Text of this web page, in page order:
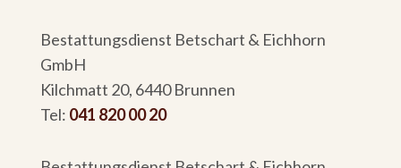
Bestattungsdienst Betschart & Eichhorn
GmbH
Kilchmatt 20, 6440 Brunnen
Tel: 041 820 00 20